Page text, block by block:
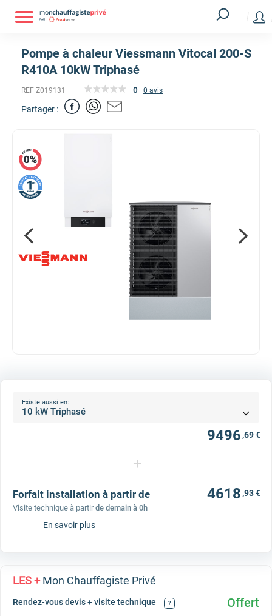
Pompe à chaleur Viessmann Vitocal 200-S
R410A 10kW Triphasé
REF Z019131 0 0 avis
Partager :
Existe aussi en:
9496 ,69 €
+
Forfait installation à partir de 4618 ,93 €
Visite technique à partir de demain à 0h
En savoir plus
LES +Mon Chauffagiste Privé
Rendez-vous devis + visite technique ? Offert